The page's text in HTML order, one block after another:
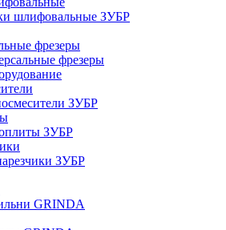
шлифовальные ЗУБР
фрезеры
фрезеры
ЗУБР
ЗУБР
ЗУБР
GRINDA